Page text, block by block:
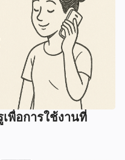
พื่อการใช้งานที่